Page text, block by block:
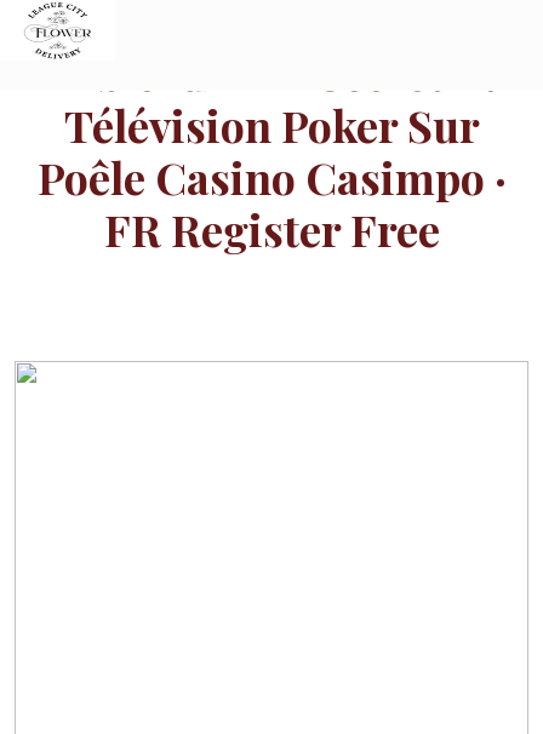
Skip
Tableau Plan Secret Et
Télévision Poker Sur
Poêle Casino Casimpo ·
FR Register Free